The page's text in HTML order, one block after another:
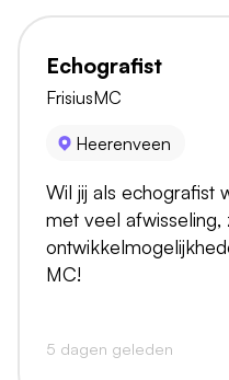
Echografist
FrisiusMC
Heerenveen
Wil jij als echografist
met veel afwisseling,
MC!
5 dagen geleden